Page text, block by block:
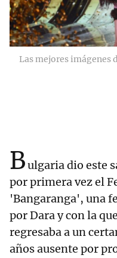
Las mejores imágenes
Bulgaria dio este
por primera vez el
'Bangaranga', una
por Dara y con la
regresaba a un
años ausente por